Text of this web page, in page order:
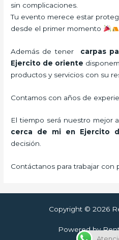
sin complicaciones.
Tu evento merece estar
desde el primer momento
Además de tener carpas
Ejercito de oriente
productos y servicios con su
Contamos con años de
El tiempo será nuestro mejor
cerca de mi en Ejercito
decisión.
Contáctanos para trabajar con
Copyright © 2026
Powered by